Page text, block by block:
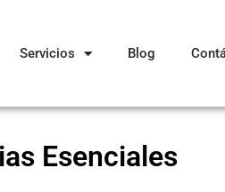
Servicios Blog
Esenciales